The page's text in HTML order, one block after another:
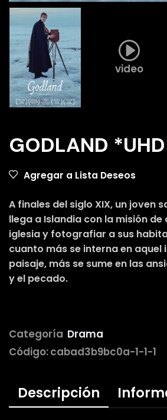
video
GODLAND
Agregar a Lista Deseos
A finales del siglo XIX, un joven
llega a Islandia con la misión
iglesia y fotografiar a sus
cuanto más se interna en aquel
paisaje, más se sume en las
y el pecado.
Categoría Drama
Código:cabad3b9bc0a-1-1-1
Descripción